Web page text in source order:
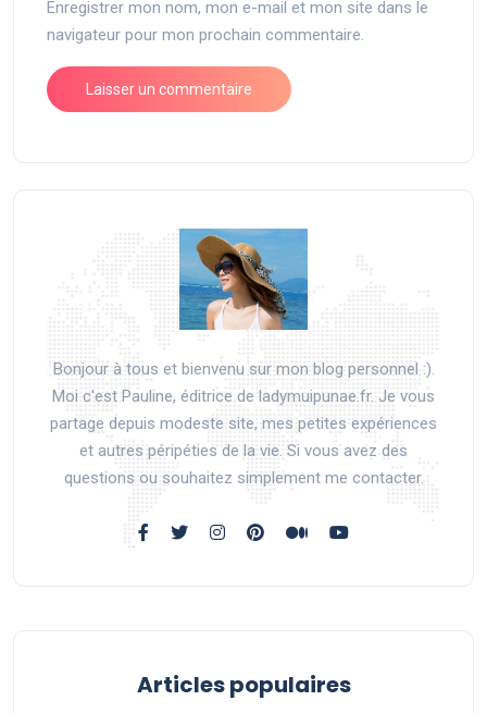
Enregistrer mon nom, mon e-mail et mon site dans le
navigateur pour mon prochain commentaire.
Bonjour à tous et bienvenu sur mon blog personnel :).
Moi c'est Pauline, éditrice de ladymuipunae.fr. Je vous
partage depuis modeste site, mes petites expériences
et autres péripéties de la vie. Si vous avez des
questions ou souhaitez simplement me contacter.
Articles populaires